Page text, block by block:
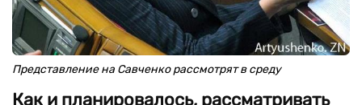
Представление на Савченко рассмотрят в среду
Как и планировалось, рассматривать